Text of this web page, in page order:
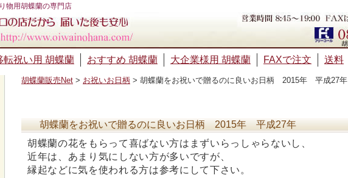
物用胡蝶蘭の専門店
転祝い用 胡蝶蘭 おすすめ 胡蝶蘭 大企業様用 胡蝶蘭 FAXで注文 送料
胡蝶蘭販売Net > お祝いお日柄 > 胡蝶蘭をお祝いで贈るのに良いお日柄 2015年 平成27年
胡蝶蘭をお祝いで贈るのに良いお日柄 2015年 平成27年
胡蝶蘭の花をもらって喜ばない方はまずいらっしゃらないし、
近年は、あまり気にしない方が多いですが、
縁起などに気を使われる方は参考にして下さい。